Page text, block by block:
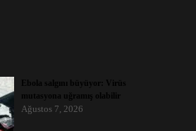
Ebola salgını büyüyor: Virüs
mutasyona uğramış olabilir
Ağustos 7, 2026